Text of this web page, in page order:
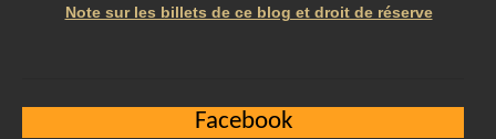
Note sur les billets de ce blog et droit de réserve
Facebook